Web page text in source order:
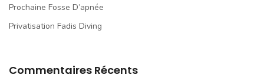
Prochaine Fosse D’apnée
Privatisation Fadis Diving
Commentaires Récents